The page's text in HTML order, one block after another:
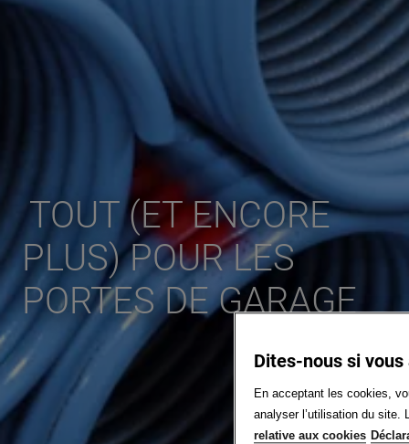
TOUT (ET ENCORE
PLUS) POUR LES
PORTES DE GARAGE
Dites-nous si
En acceptant les cookies,
analyser l’utilisation du site.
relative aux cookies